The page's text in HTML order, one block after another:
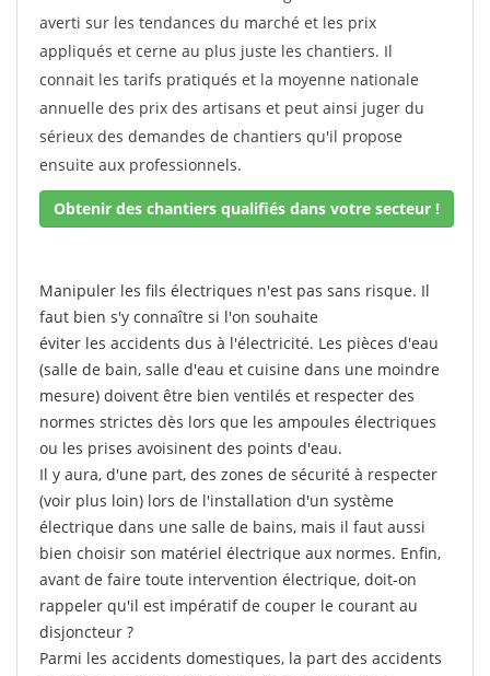
averti sur les tendances du marché et les prix
appliqués et cerne au plus juste les chantiers. Il
connait les tarifs pratiqués et la moyenne nationale
annuelle des prix des artisans et peut ainsi juger du
sérieux des demandes de chantiers qu'il propose
ensuite aux professionnels.
Obtenir des chantiers qualifiés dans votre secteur !
Manipuler les fils électriques n'est pas sans risque. Il
faut bien s'y connaître si l'on souhaite
éviter les accidents dus à l'électricité. Les pièces d'eau
(salle de bain, salle d'eau et cuisine dans une moindre
mesure) doivent être bien ventilés et respecter des
normes strictes dès lors que les ampoules électriques
ou les prises avoisinent des points d'eau.
Il y aura, d'une part, des zones de sécurité à respecter
(voir plus loin) lors de l'installation d'un système
électrique dans une salle de bains, mais il faut aussi
bien choisir son matériel électrique aux normes. Enfin,
avant de faire toute intervention électrique, doit-on
rappeler qu'il est impératif de couper le courant au
disjoncteur ?
Parmi les accidents domestiques, la part des accidents